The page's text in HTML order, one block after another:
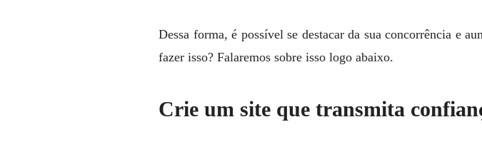
Dessa forma, é possível se destacar da sua concorrência e
fazer isso? Falaremos sobre isso logo abaixo.
Crie um site que transmita